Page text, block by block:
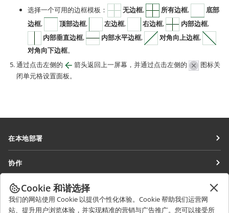
选择一个可用的边框模板：
无边框, 所有边框,
底部
边框, 顶部边框, 左边框, 右边框, 内部边框,
内部垂直边框, 内部水平边框, 对角向上边框,
对角向下边框。
通过点击左侧的
箭头返回上一屏幕，并通过点击左侧的
图标关
闭单元格设置面板。
在本地部署
协作空间
工作区
连接器
协作
针对翻译人员
获取最新资讯
博客
Cookie 和谐选择
我们的网站使用 Cookie 以提供个性化体验。Cookie 帮助我们运营网
站、提升用户浏览体验，并实现精准的营销与广告推广。您可以接受所